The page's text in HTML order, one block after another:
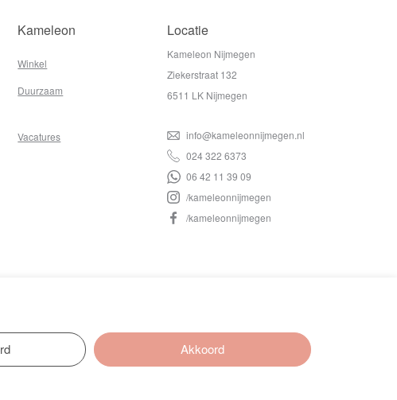
Kameleon
Winkel
Duurzaam
Vacatures
Locatie
Kameleon Nijmegen
Ziekerstraat 132
6511 LK Nijmegen
info@kameleonnijmegen.nl
024 322 6373
06 42 11 39 09
/kameleonnijmegen
/kameleonnijmegen